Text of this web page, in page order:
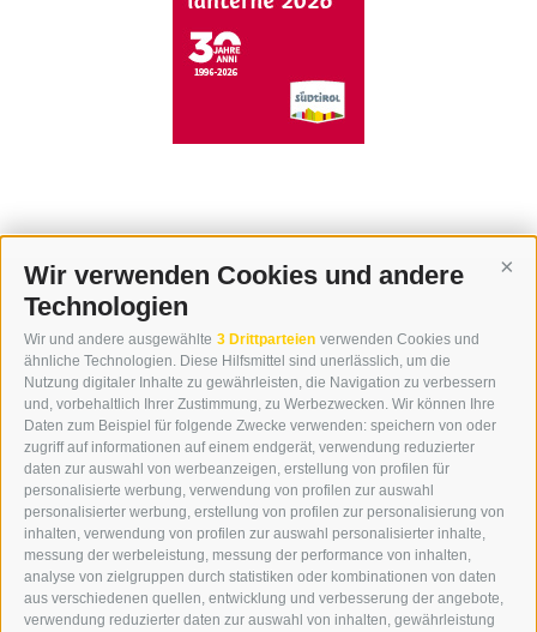
Wir verwenden Cookies und andere
Technologien
Wir und andere ausgewählte 3 Drittparteien verwenden Cookies und
ähnliche Technologien. Diese Hilfsmittel sind unerlässlich, um die
Nutzung digitaler Inhalte zu gewährleisten, die Navigation zu verbessern
und, vorbehaltlich Ihrer Zustimmung, zu Werbezwecken. Wir können Ihre
Daten zum Beispiel für folgende Zwecke verwenden: speichern von oder
zugriff auf informationen auf einem endgerät, verwendung reduzierter
daten zur auswahl von werbeanzeigen, erstellung von profilen für
personalisierte werbung, verwendung von profilen zur auswahl
personalisierter werbung, erstellung von profilen zur personalisierung von
inhalten, verwendung von profilen zur auswahl personalisierter inhalte,
messung der werbeleistung, messung der performance von inhalten,
analyse von zielgruppen durch statistiken oder kombinationen von daten
aus verschiedenen quellen, entwicklung und verbesserung der angebote,
verwendung reduzierter daten zur auswahl von inhalten, gewährleistung
KONTAKT
WIPP-MEDIA GMBH
DER ERKER
NEUSTADT 20A
I-39049 STERZING
TEL.: +39 0472 766876
GRAFIK@DERERKER.IT
INFO@DERERKER.IT
BARBARA.FONTANA@DERERKER.IT
DER ERKER